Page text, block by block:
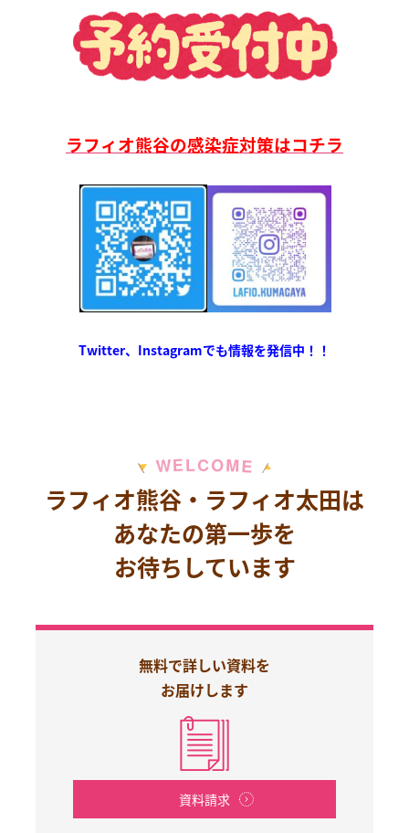
ラフィオ熊谷の感染症対策はコチラ
Twitter、Instagramでも情報を発信中！！
WELCOME
ラフィオ熊谷・ラフィオ太田は
あなたの第一歩を
お待ちしています
無料で詳しい資料を
お届けします
資料請求